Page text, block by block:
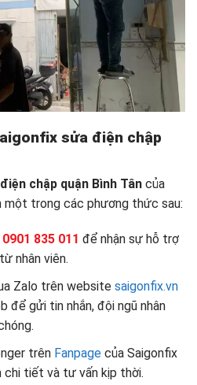
sửa điện chập
chập quận Bình Tân của
một trong các phương thức sau:
0901 835 011 để nhận sự hỗ trợ
nhân viên.
Zalo trên website saigonfix.vn
để gửi tin nhắn, đội ngũ nhân
trên Fanpagecủa Saigonfix
tiết và tư vấn kịp thời.